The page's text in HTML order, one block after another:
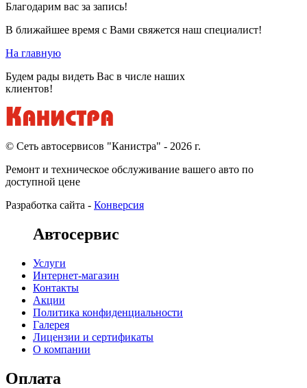
Благодарим вас за запись!
В ближайшее время с Вами свяжется наш специалист!
На главную
Будем рады видеть Вас в числе наших
клиентов!
© Cеть автосервисов "Канистра" - 2026 г.
Ремонт и техническое обслуживание вашего авто по
доступной цене
Разработка сайта - Конверсия
Автосервис
Услуги
Интернет-магазин
Контакты
Акции
Политика конфиденциальности
Галерея
Лицензии и сертификаты
О компании
Оплата